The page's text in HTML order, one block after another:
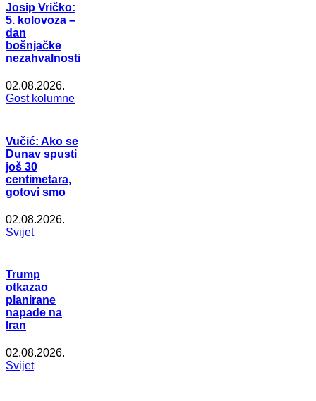
Josip Vričko:
5. kolovoza –
dan
bošnjačke
nezahvalnosti
02.08.2026.
Gost kolumne
Vučić: Ako se
Dunav spusti
još 30
centimetara,
gotovi smo
02.08.2026.
Svijet
Trump
otkazao
planirane
napade na
Iran
02.08.2026.
Svijet